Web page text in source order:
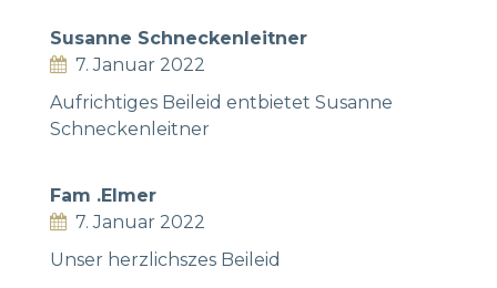
Susanne Schneckenleitner
7. Januar 2022
Aufrichtiges Beileid entbietet Susanne
Schneckenleitner
Fam .Elmer
7. Januar 2022
Unser herzlichszes Beileid